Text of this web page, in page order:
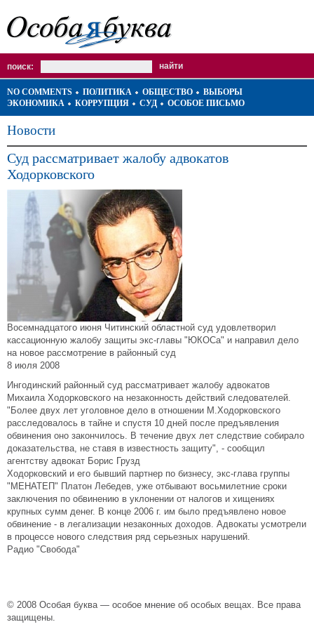
поиск:
NO COMMENTS ПОЛИТИКА ОБЩЕСТВО
ВЫБОРЫ
ЭКОНОМИКА
КОРРУПЦИЯ СУД ОСОБОЕ ПИСЬМО
Новости
Суд рассматривает жалобу адвокатов
Ходорковского
Восемнадцатого июня Читинский областной суд удовлетворил
кассационную жалобу защиты экс-главы "ЮКОСа" и направил дело
на новое рассмотрение в районный суд
8 июля 2008
Ингодинский районный суд рассматривает жалобу адвокатов
Михаила Ходорковского на незаконность действий следователей.
"Более двух лет уголовное дело в отношении М.Ходорковского
расследовалось в тайне и спустя 10 дней после предъявления
обвинения оно закончилось. В течение двух лет следствие собирало
доказательства, не ставя в известность защиту", - сообщил
агентству адвокат Борис Грузд
Ходорковский и его бывший партнер по бизнесу, экс-глава группы
"МЕНАТЕП" Платон Лебедев, уже отбывают восьмилетние сроки
заключения по обвинению в уклонении от налогов и хищениях
крупных сумм денег. В конце 2006 г. им было предъявлено новое
обвинение - в легализации незаконных доходов. Адвокаты усмотрели
в процессе нового следствия ряд серьезных нарушений.
Радио "Свобода"
© 2008 Особая буква — особое мнение об особых вещах. Все права
защищены.